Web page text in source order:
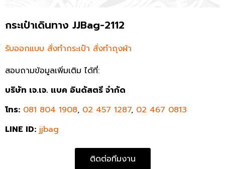
กระเป๋าเดินทาง JJBag-2112
รับออกแบบ สั่งทำกระเป๋า สั่งทำถุงผ้า
สอบถามข้อมูลเพิ่มเติม ได้ที่:
บริษัท เจ.เจ. แบค อินดัสตรี จำกัด
โทร: 081 804 1908, 02 457 1287, 02 467 0813
LINE ID: jjbag
ติดต่อทีมงาน